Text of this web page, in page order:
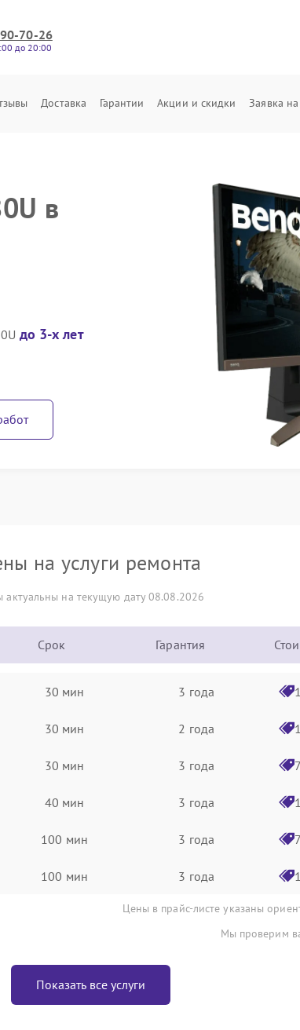
70-26
до 20:00
Доставка Гарантии Акции и скидки Заявка
в
до 3-х лет
на услуги ремонта
актуальны на текущую дату 08.08.2026
Срок Гарантия
30 мин 3 года
30 мин 2 года
30 мин 3 года
40 мин 3 года
100 мин 3 года
100 мин 3 года
Цены в прайс-листе указаны
Мы проверим
Показать все услуги